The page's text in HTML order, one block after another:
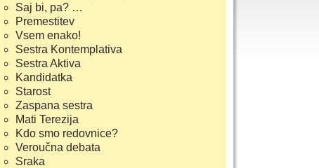
Saj bi, pa? …
Premestitev
Vsem enako!
Sestra Kontemplativa
Sestra Aktiva
Kandidatka
Starost
Zaspana sestra
Mati Terezija
Kdo smo redovnice?
Veroučna debata
Sraka